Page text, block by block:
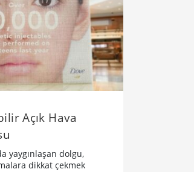
Açık Hava
yaygınlaşan dolgu,
dikkat çekmek